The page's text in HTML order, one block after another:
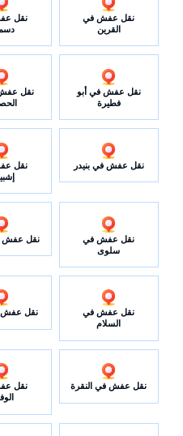
نقل عفش في
القرين
نقل
نقل عفش في أبو
فطيرة
نقل
نقل عفش في بنيدر
نقل
نقل عفش في
سلوى
نقل عفش
نقل عفش في
السلام
نقل عفش
نقل عفش في النقرة
نقل